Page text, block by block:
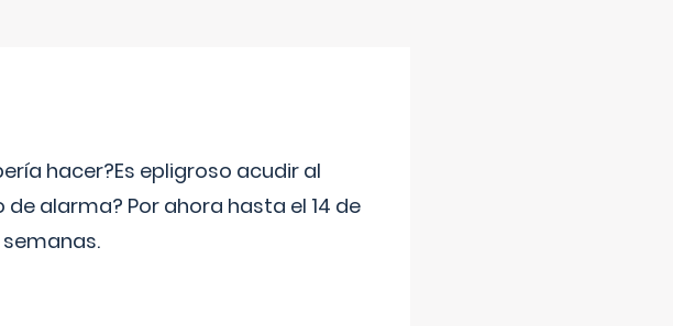
hacer?Es epligroso acudir al
alarma? Por ahora hasta el 14 de